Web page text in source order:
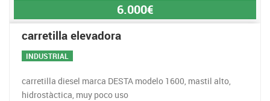
6.000€
carretilla elevadora
INDUSTRIAL
carretilla diesel marca DESTA modelo 1600, mastil alto,
hidrostàctica, muy poco uso